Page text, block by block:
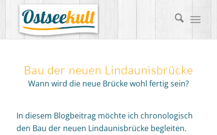
Bau der neuen Lindaunisbrücke
Wann wird die neue Brücke wohl fertig sein?
In diesem Blogbeitrag möchte ich chronologisch
den Bau der neuen Lindaunisbrücke begleiten.